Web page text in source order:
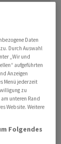
handelt
des
Das
das
Die
15 Jahre
Daten
Durch Auswahl
„Wir und
aufgeführten
Anzeigen
Menü jederzeit
zu
unteren Rand
Website. Weitere
Folgendes